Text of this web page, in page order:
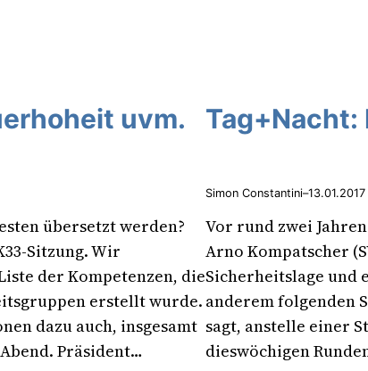
uvm.
übersetzt werden?
Sitzung. Wir
der Kompetenzen, die
erstellt wurde.
dazu auch, insgesamt
Präsident…
Tag+Nacht:
Simon Constantini–13.01.2017
Vor rund zwei
Arno Kompatscher
Sicherheitslage und
anderem folgenden
sagt, anstelle einer
dieswöchigen